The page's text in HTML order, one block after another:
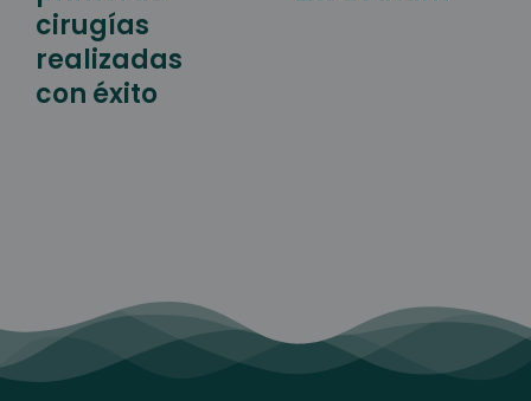
cirugías
realizadas
con éxito